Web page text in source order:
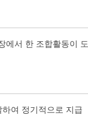
에서 한 조합활동이 도
여 정기적으로 지급